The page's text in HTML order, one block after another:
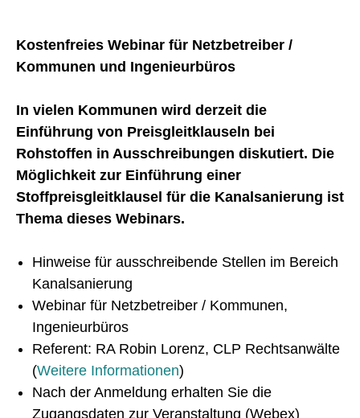
Kostenfreies Webinar für Netzbetreiber /
Kommunen und Ingenieurbüros
In vielen Kommunen wird derzeit die
Einführung von Preisgleitklauseln bei
Rohstoffen in Ausschreibungen diskutiert. Die
Möglichkeit zur Einführung einer
Stoffpreisgleitklausel für die Kanalsanierung ist
Thema dieses Webinars.
Hinweise für ausschreibende Stellen im Bereich
Kanalsanierung
Webinar für Netzbetreiber / Kommunen,
Ingenieurbüros
Referent: RA Robin Lorenz, CLP Rechtsanwälte
(Weitere Informationen)
Nach der Anmeldung erhalten Sie die
Zugangsdaten zur Veranstaltung (Webex)